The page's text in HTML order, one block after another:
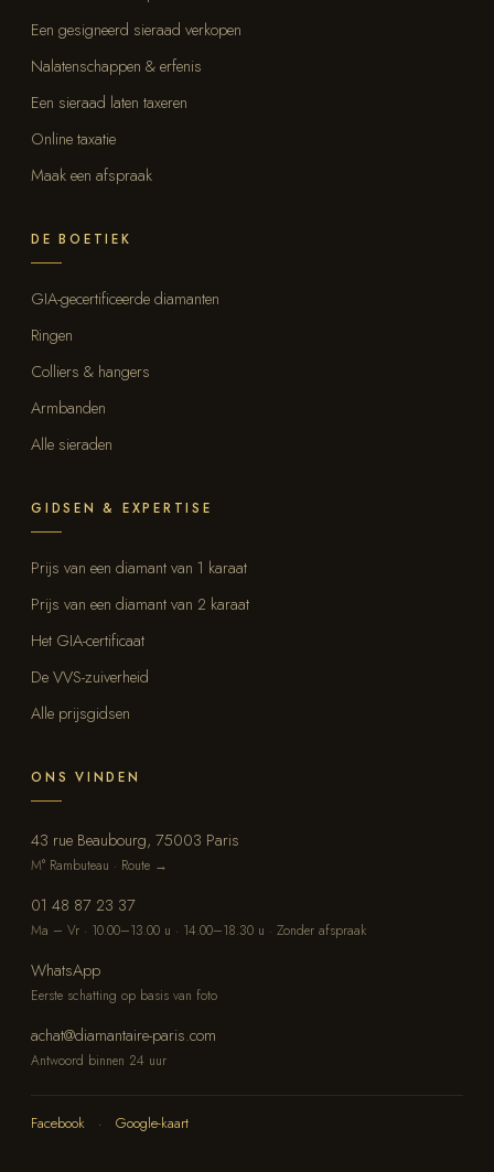
Een gesigneerd sieraad verkopen
Nalatenschappen & erfenis
Een sieraad laten taxeren
Online taxatie
Maak een afspraak
DE BOETIEK
GIA-gecertificeerde diamanten
Ringen
Colliers & hangers
Armbanden
Alle sieraden
GIDSEN & EXPERTISE
Prijs van een diamant van 1 karaat
Prijs van een diamant van 2 karaat
Het GIA-certificaat
De VVS-zuiverheid
Alle prijsgidsen
ONS VINDEN
43 rue Beaubourg, 75003 Paris
M° Rambuteau · Route →
01 48 87 23 37
Ma – Vr · 10.00–13.00 u · 14.00–18.30 u · Zonder afspraak
WhatsApp
Eerste schatting op basis van foto
achat@diamantaire-paris.com
Antwoord binnen 24 uur
Facebook · Google-kaart